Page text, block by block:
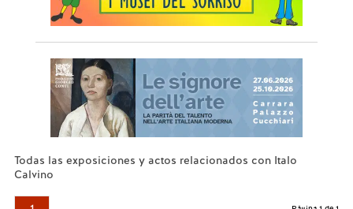
Todas las exposiciones y actos relacionados con Italo
Calvino